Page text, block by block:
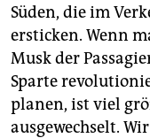
Süden, die im
ersticken. Wenn
Musk der
Sparte
planen, ist viel
ausgewechselt.